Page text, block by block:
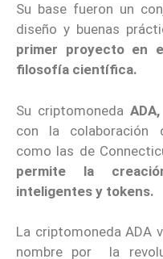
Su base fueron un
diseño y buenas
primer proyecto en
filosofía científica.
Su criptomoneda
con la colaboración
como las de
permite la
inteligentes y tokens.
La criptomoneda ADA
nombre por la